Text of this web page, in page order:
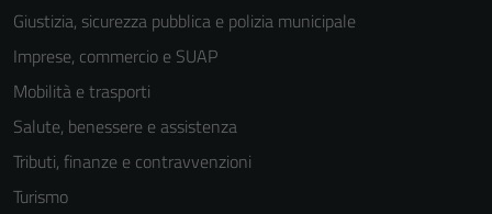
Giustizia, sicurezza pubblica e polizia municipale
Imprese, commercio e SUAP
Mobilità e trasporti
Salute, benessere e assistenza
Tributi, finanze e contravvenzioni
Turismo